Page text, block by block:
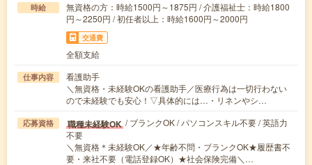
時給
無資格の方：時給1500円～1875円 / 介護福祉士：時給1800
円～2250円 / 初任者以上：時給1600円～2000円
交通費
全額支給
仕事内容
看護助手
＼無資格・未経験OKの看護助手／医療行為は一切行わない
ので未経験でも安心！▽具体的には…・リネンやシ…
応募資格 職種未経験OK / ブランクOK / パソコンスキル不要 / 英語力
不要
＼無資格＊未経験OK／★年齢不問・ブランクOK★履歴書不
要・来社不要（電話登録OK）★社会保険完備＼…